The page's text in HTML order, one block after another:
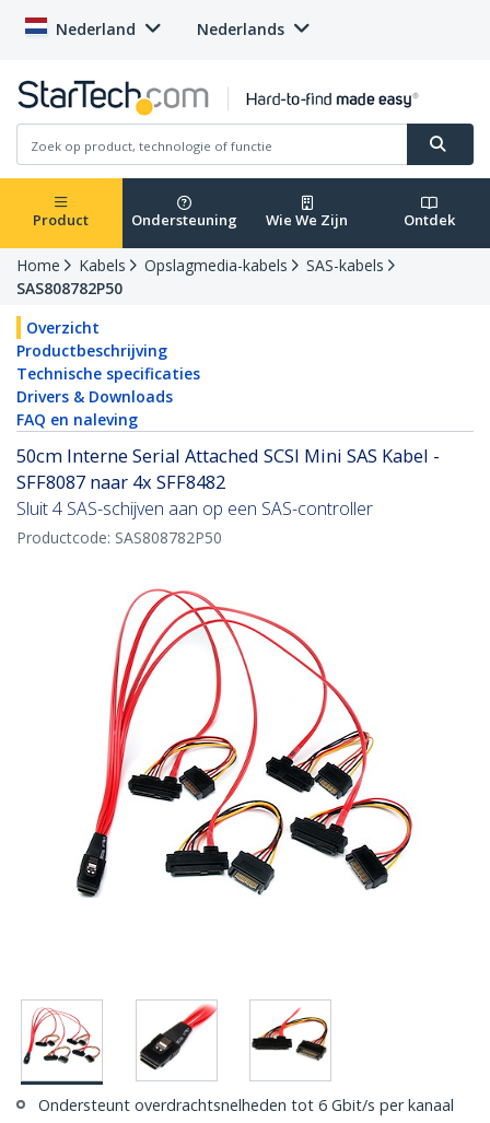
Nederland Nederlands
Product Ondersteuning Wie We Zijn Ontdek
Home Kabels Opslagmedia-kabels
SAS-kabels
SAS808782P50
Overzicht
Productbeschrijving
Technische specificaties
Drivers & Downloads
FAQ en naleving
50cm Interne Serial Attached SCSI Mini SAS Kabel -
SFF8087 naar 4x SFF8482
Sluit 4 SAS-schijven aan op een SAS-controller
Productcode: SAS808782P50
Ondersteunt overdrachtsnelheden tot 6 Gbit/s per kanaal